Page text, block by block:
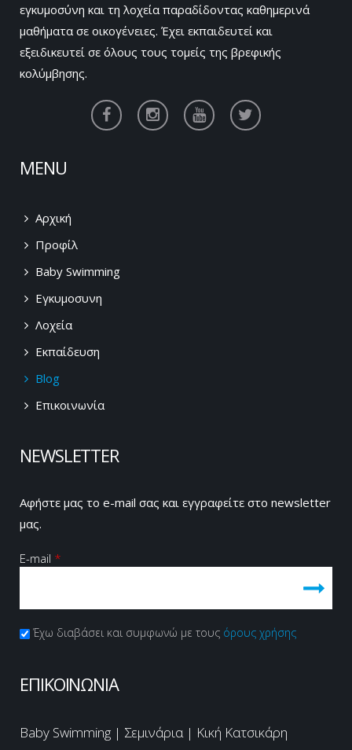
εγκυμοσύνη και τη λοχεία παραδίδοντας καθημερινά
μαθήματα σε οικογένειες. Έχει εκπαιδευτεί και
εξειδικευτεί σε όλους τους τομείς της βρεφικής
κολύμβησης.
MENU
Αρχική
Προφίλ
Baby Swimming
Εγκυμοσυνη
Λοχεία
Εκπαίδευση
Blog
Επικοινωνία
NEWSLETTER
Αφήστε μας το e-mail σας και εγγραφείτε στο newsletter
μας.
E-mail *
Πολιτική Απορρήτου *
Έχω διαβάσει και συμφωνώ με τους όρους χρήσης
This
question is
whether or
not you are
ΕΠΙΚΟΙΝΩΝΙΑ
Baby Swimming | Σεμινάρια | Κική Κατσικάρη